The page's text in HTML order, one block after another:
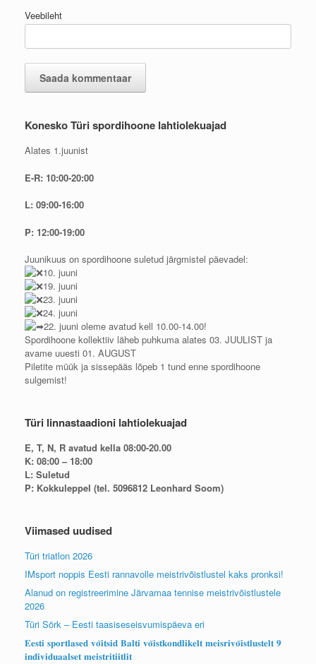
Veebileht
Konesko Türi spordihoone lahtiolekuajad
Alates 1.juunist
E-R: 10:00-20:00
L: 09:00-16:00
P: 12:00-19:00
Juunikuus on spordihoone suletud järgmistel päevadel:
10. juuni
19. juuni
23. juuni
24. juuni
22. juuni oleme avatud kell 10.00-14.00!
Spordihoone kollektiiv läheb puhkuma alates 03. JUULIST ja
avame uuesti 01. AUGUST
Piletite müük ja sissepääs lõpeb 1 tund enne spordihoone
sulgemist!
Türi linnastaadioni lahtiolekuajad
E, T, N, R avatud kella 08:00-20.00
K: 08:00 – 18:00
L: Suletud
P: Kokkuleppel (tel. 5096812 Leonhard Soom)
Viimased uudised
Türi triatlon 2026
IMsport noppis Eesti rannavolle meistrivõistlustel kaks pronksi!
Alanud on registreerimine Järvamaa tennise meistrivõistlustele
2026
Türi Sörk – Eesti taasiseseisvumispäeva eri
𝐄𝐞𝐬𝐭𝐢 𝐬𝐩𝐨𝐫𝐭𝐥𝐚𝐬𝐞𝐝 𝐯𝐨̃𝐢𝐭𝐬𝐢𝐝 𝐁𝐚𝐥𝐭𝐢 𝐯𝐨̃𝐢𝐬𝐭𝐤𝐨𝐧𝐝𝐥𝐢𝐤𝐞𝐥𝐭 𝐦𝐞𝐢𝐬𝐫𝐢𝐯𝐨̃𝐢𝐬𝐭𝐥𝐮𝐬𝐭𝐞𝐥𝐭 𝟗
𝐢𝐧𝐝𝐢𝐯𝐢𝐝𝐮𝐚𝐚𝐥𝐬𝐞𝐭 𝐦𝐞𝐢𝐬𝐭𝐫𝐢𝐭𝐢𝐢𝐭𝐥𝐢𝐭